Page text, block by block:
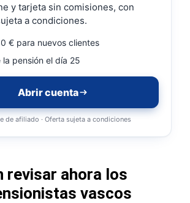
y tarjeta sin comisiones, con
a condiciones.
€ para nuevos clientes
la pensión el día 25
Abrir cuenta
de afiliado · Oferta sujeta a condiciones
revisar ahora los
vascos